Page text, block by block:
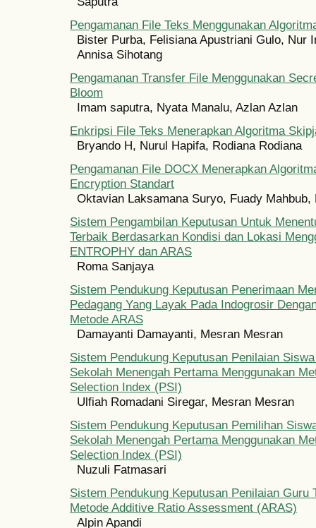
Pengamanan File Teks Menggunakan
Bister Purba, Felisiana Apustriani Gulo, Nur
Annisa Sihotang
Pengamanan Transfer File Menggunakan
Bloom
Imam saputra, Nyata Manalu, Azlan Azlan
Enkripsi File Teks Menerapkan Algoritma
Bryando H, Nurul Hapifa, Rodiana Rodiana
Pengamanan File DOCX Menerapkan
Encryption Standart
Oktavian Laksamana Suryo, Fuady
Sistem Pengambilan Keputusan Untuk
Terbaik Berdasarkan Kondisi dan Lokasi
ENTROPHY dan ARAS
Roma Sanjaya
Sistem Pendukung Keputusan Penerimaan
Pedagang Yang Layak Pada Indogrosir
Metode ARAS
Damayanti Damayanti, Mesran Mesran
Sistem Pendukung Keputusan Penilaian
Sekolah Menengah Pertama Menggunakan
Selection Index (PSI)
Ulfiah Romadani Siregar, Mesran Mesran
Sistem Pendukung Keputusan Pemilihan
Sekolah Menengah Pertama Menggunakan
Selection Index (PSI)
Nuzuli Fatmasari
Sistem Pendukung Keputusan Penilaian Guru
Metode Additive Ratio Assessment (ARAS)
Alpin Apandi